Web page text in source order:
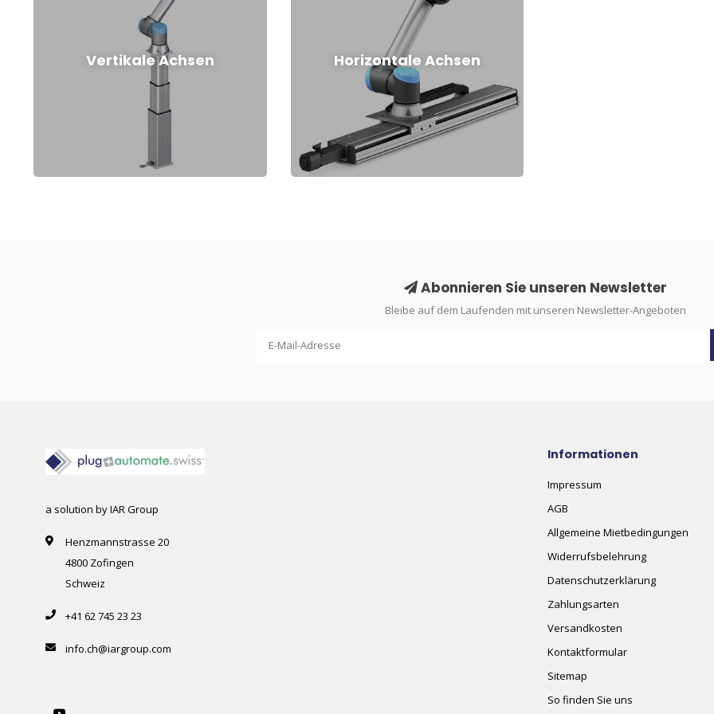
Vertikale Achsen Horizontale Achsen
Abonnieren Sie unseren Newsletter
Bleibe auf dem Laufenden mit unseren Newsletter-Angeboten
a solution by IAR Group
Henzmannstrasse 20
4800 Zofingen
Schweiz
+41 62 745 23 23
info.ch@iargroup.com
Informationen
Impressum
AGB
Allgemeine Mietbedingungen
Widerrufsbelehrung
Datenschutzerklärung
Zahlungsarten
Versandkosten
Kontaktformular
Sitemap
So finden Sie uns